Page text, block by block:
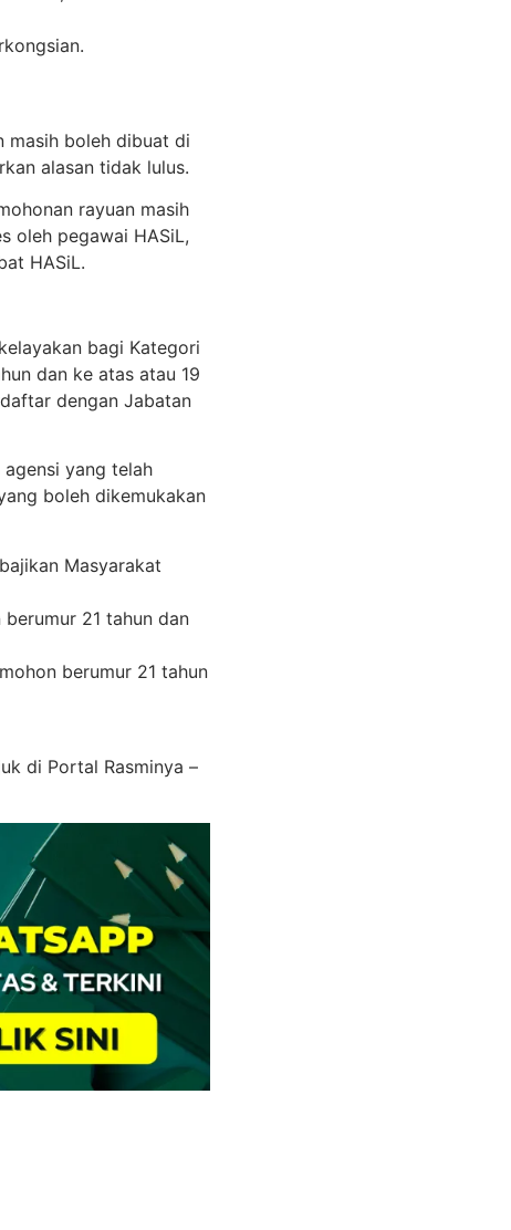
masih boleh dibuat di
alasan tidak lulus.
rayuan masih
oleh pegawai HASiL,
HASiL.
bagi Kategori
dan ke atas atau 19
dengan Jabatan
agensi yang telah
boleh dikemukakan
Masyarakat
21 tahun dan
berumur 21 tahun
di Portal Rasminya –